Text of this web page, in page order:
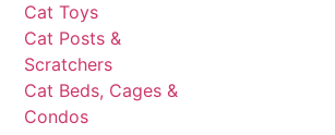
Cat Toys
Cat Posts &
Scratchers
Cat Beds, Cages &
Condos